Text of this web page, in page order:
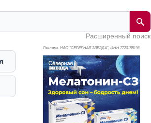
Расширенный поиск
Реклама. НАО "СЕВЕРНАЯ ЗВЕЗДА", ИНН 7720185196